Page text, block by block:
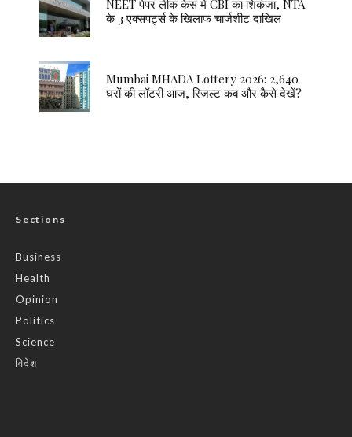
NEET पेपर लीक केस में CBI का शिकंजा, NTA
के 3 एक्सपर्ट्स के खिलाफ चार्जशीट दाखिल
Mumbai MHADA Lottery 2026: 2,640
घरों की लॉटरी आज, रिजल्ट कब और कैसे देखें?
Sections
Business
Health
Opinion
Politics
Science
विदेश